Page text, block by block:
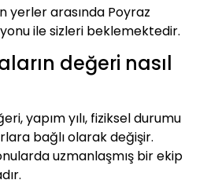
yerler arasında Poyraz
ile sizleri beklemektedir.
değeri nasıl
yapım yılı, fiziksel durumu
bağlı olarak değişir.
uzmanlaşmış bir ekip